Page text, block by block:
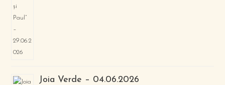
Joia Verde – 04.06.2026